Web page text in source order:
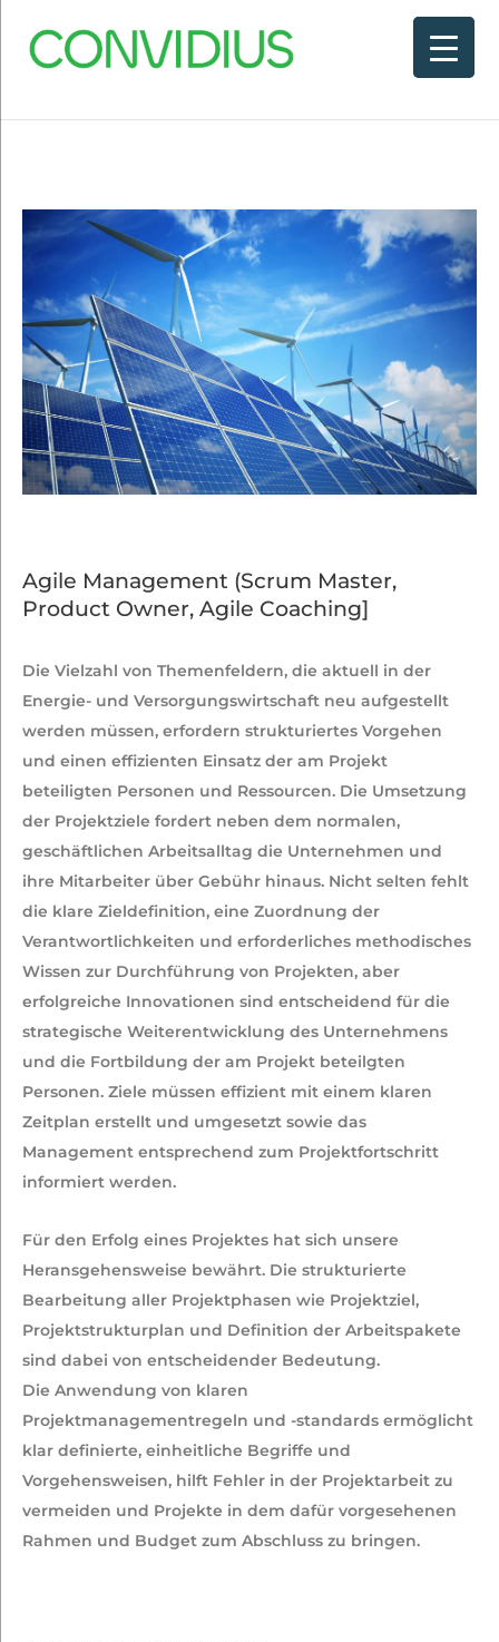
Agile Management (Scrum Master,
Product Owner, Agile Coaching]
Die Vielzahl von Themenfeldern, die aktuell in der
Energie- und Versorgungswirtschaft neu aufgestellt
werden müssen, erfordern strukturiertes Vorgehen
und einen effizienten Einsatz der am Projekt
beteiligten Personen und Ressourcen. Die Umsetzung
der Projektziele fordert neben dem normalen,
geschäftlichen Arbeitsalltag die Unternehmen und
ihre Mitarbeiter über Gebühr hinaus. Nicht selten fehlt
die klare Zieldefinition, eine Zuordnung der
Verantwortlichkeiten und erforderliches methodisches
Wissen zur Durchführung von Projekten, aber
erfolgreiche Innovationen sind entscheidend für die
strategische Weiterentwicklung des Unternehmens
und die Fortbildung der am Projekt beteilgten
Personen. Ziele müssen effizient mit einem klaren
Zeitplan erstellt und umgesetzt sowie das
Management entsprechend zum Projektfortschritt
informiert werden.
Für den Erfolg eines Projektes hat sich unsere
Heransgehensweise bewährt. Die strukturierte
Bearbeitung aller Projektphasen wie Projektziel,
Projektstrukturplan und Definition der Arbeitspakete
sind dabei von entscheidender Bedeutung.
Die Anwendung von klaren
Projektmanagementregeln und -standards ermöglicht
klar definierte, einheitliche Begriffe und
Vorgehensweisen, hilft Fehler in der Projektarbeit zu
vermeiden und Projekte in dem dafür vorgesehenen
Rahmen und Budget zum Abschluss zu bringen.